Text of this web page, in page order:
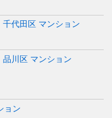
千代田区 マンション
品川区 マンション
ョン